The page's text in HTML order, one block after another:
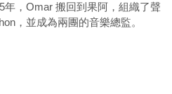
年，Omar 搬回到果阿，組織了聲
，並成為兩團的音樂總監。